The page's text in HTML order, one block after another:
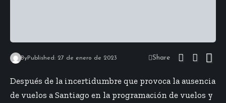
ByPublished: 27 de enero de 2023 Share
Después de la incertidumbre que provoca la ausencia
de vuelos a Santiago en la programación de vuelos y